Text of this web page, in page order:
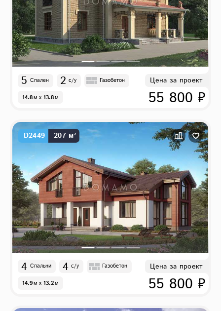
5 Спален 2 с/у Газобетон
14.8м x 13.8м
Цена за проект
55 800 ₽
D2449 207 м²
4 Спальни 4 с/у Газобетон
14.9м x 13.2м
Цена за проект
55 800 ₽